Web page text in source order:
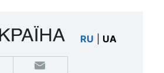
RU UA